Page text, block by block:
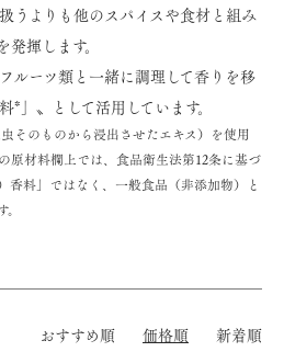
うよりも他のスパイスや食材と組み
揮します。
ルーツ類と一緒に調理して香りを移
」〟として活用しています。
そのものから浸出させたエキス）を使用
原材料欄上では、食品衛生法第12条に基づ
香料」ではなく、一般食品（非添加物）と
おすすめ順 価格順 新着順